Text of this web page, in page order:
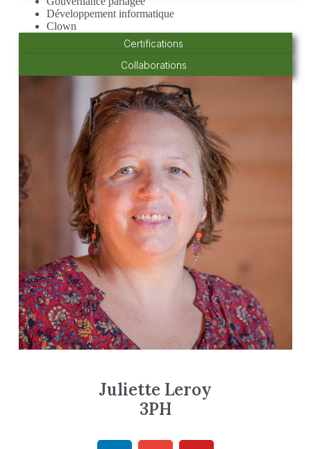
Certifications
Collaborations
Développement informatique
Clown
Juliette Leroy
3PH